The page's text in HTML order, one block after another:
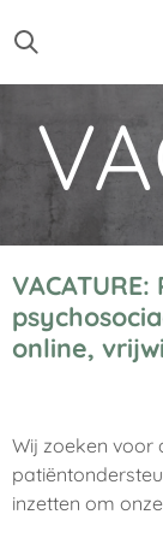
direct
naar
hoofdinhoud
online,
Wij zoeken voor
inzetten om